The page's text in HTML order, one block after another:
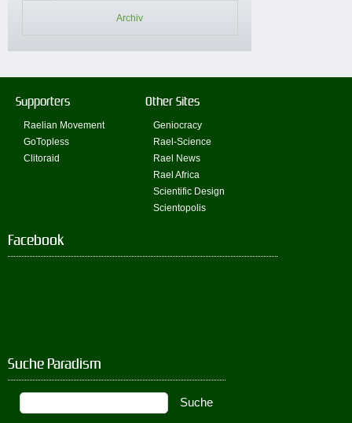
Archiv
Supporters
Raelian Movement
GoTopless
Clitoraid
Other Sites
Geniocracy
Rael-Science
Rael News
Rael Africa
Scientific Design
Scientopolis
Facebook
Suche Paradism